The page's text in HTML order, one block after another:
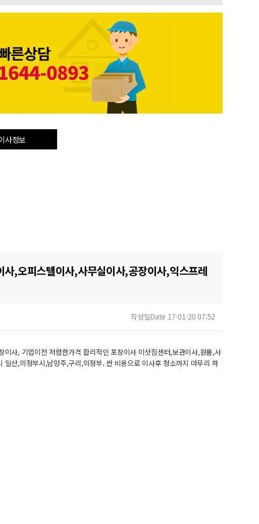
사정보
,오피스텔이사,사무실이사,공장이사,익스프레
작성일Date 17-01-20 07:52
사, 기업이전 저렴한가격 합리적인 포장이사 이삿짐센터,보관이사,원룸,사
산,의정부시,남양주,구리,의정부. 싼 비용으로 이사후 청소까지 마무리 하